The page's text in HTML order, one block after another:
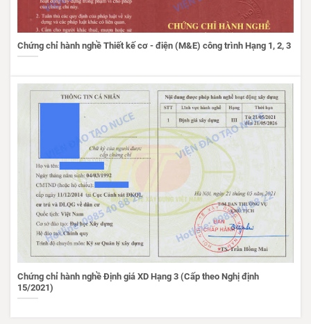
Chứng chỉ hành nghề Thiết kế cơ - điện (M&E) công trình Hạng 1, 2, 3
Chứng chỉ hành nghề Định giá XD Hạng 3 (Cấp theo Nghị định
15/2021)